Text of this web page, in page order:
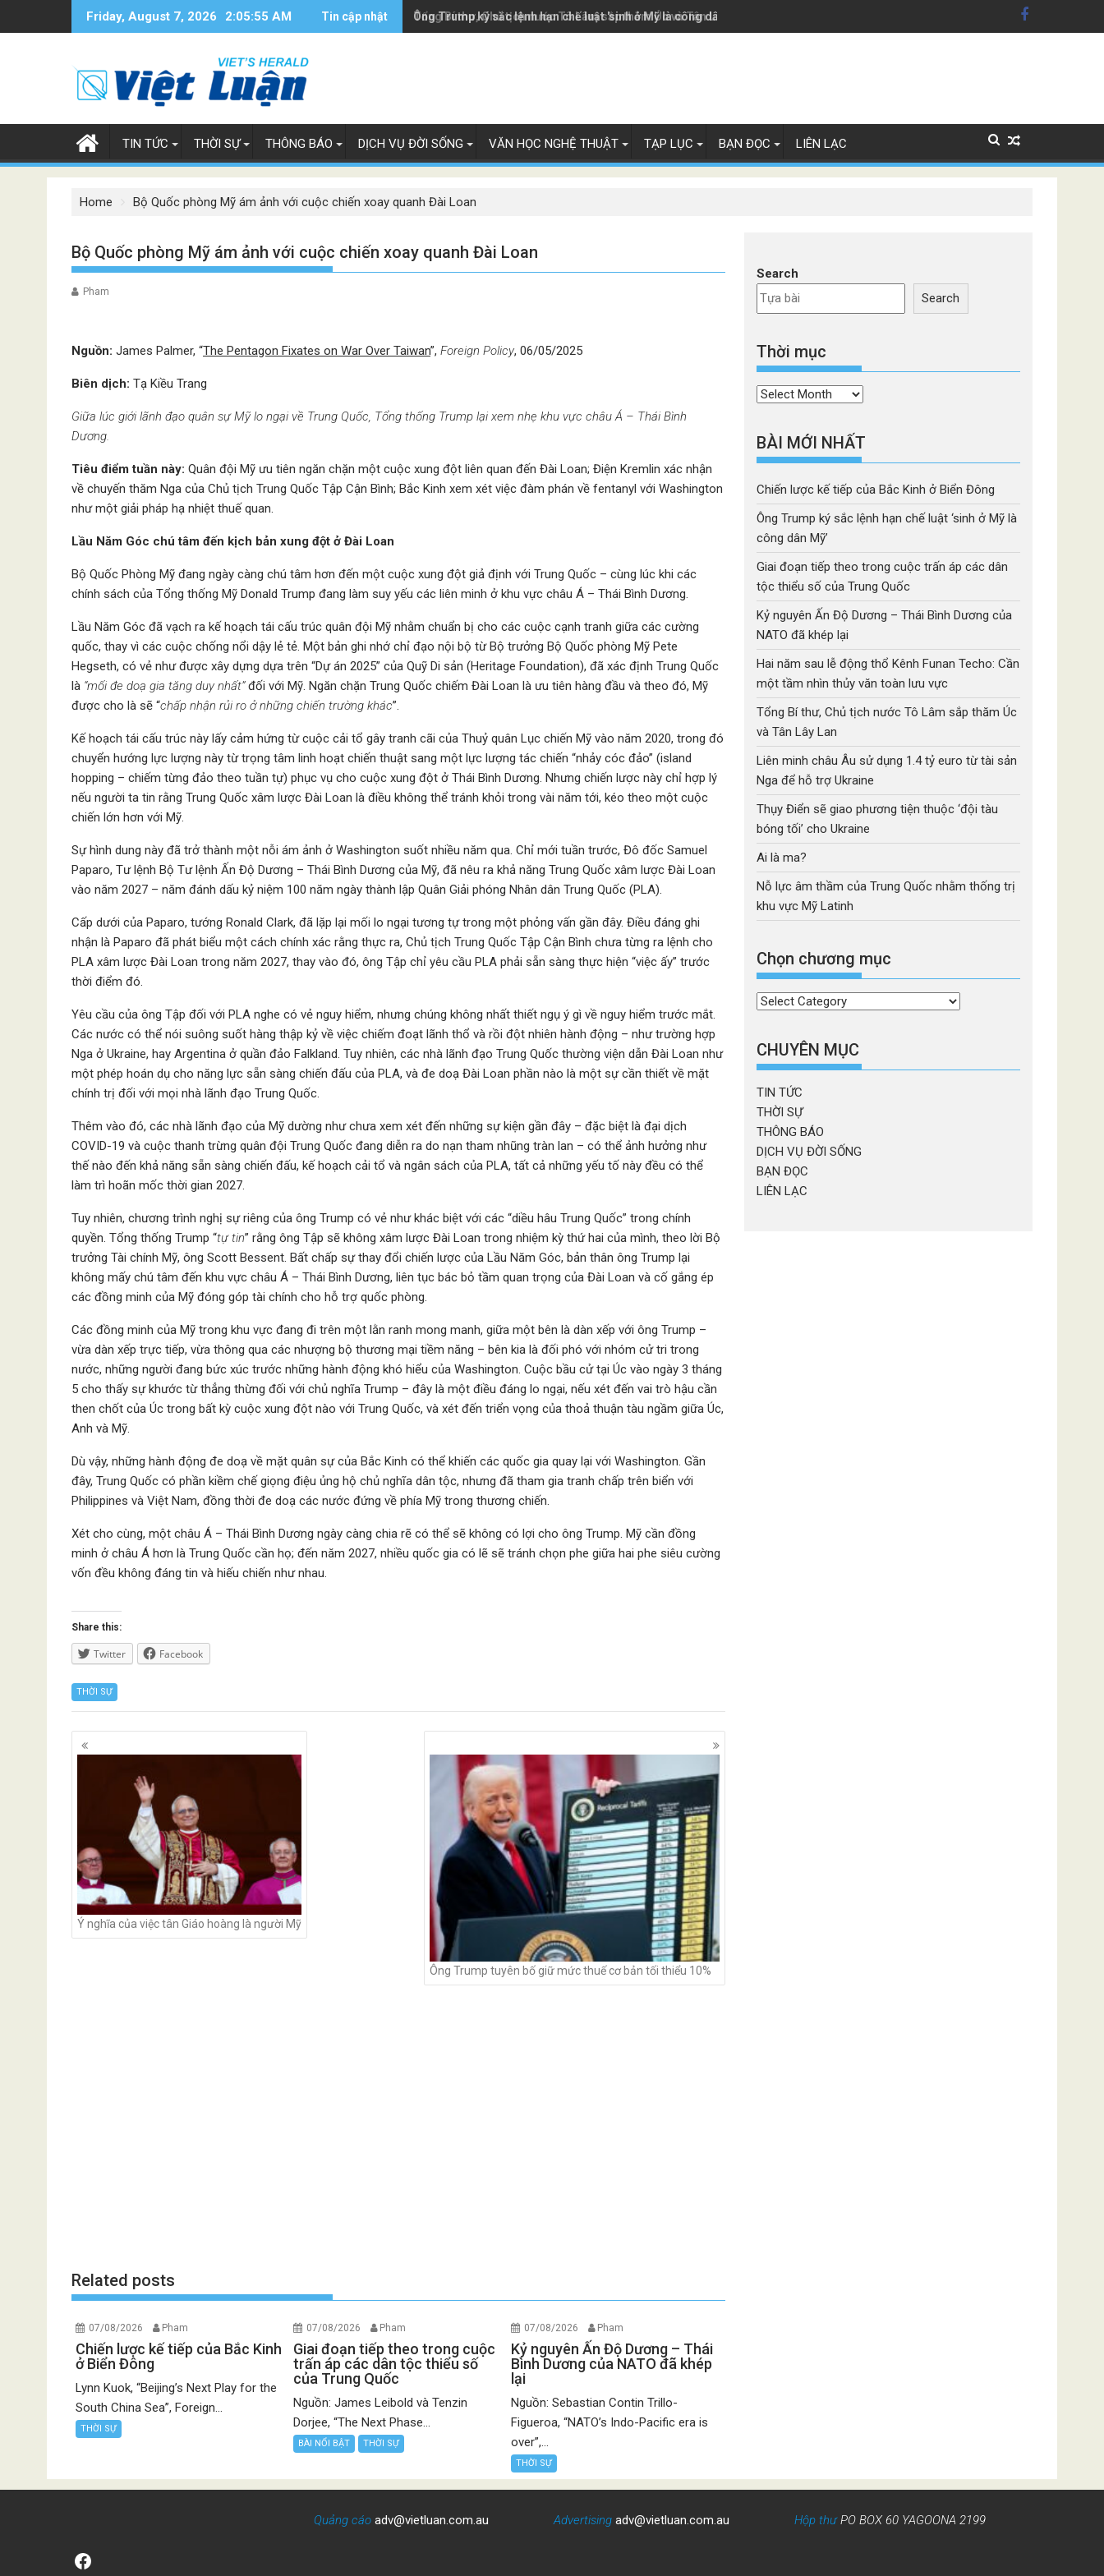
Friday, August 7, 2026 2:05:56 AM Tin cập nhật Ông Trump ký sắc lệnh hạn chế luật 'sinh ở Mỹ là công dân Mỹ'
Tổng Bí thư, Chủ tịch nước Tô Lâm sắp thăm Úc và Tân Lây Lan
TIN TỨC THỜI SỰ THÔNG BÁO DỊCH VỤ ĐỜI SỐNG VĂN HỌC NGHỆ THUẬT TẠP LỤC BẠN ĐỌC LIÊN LẠC
Home Bộ Quốc phòng Mỹ ám ảnh với cuộc chiến xoay quanh Đài Loan
Bộ Quốc phòng Mỹ ám ảnh với cuộc chiến xoay quanh Đài Loan
Pham
Nguồn: James Palmer, “The Pentagon Fixates on War Over Taiwan”, Foreign Policy, 06/05/2025
Biên dịch: Tạ Kiều Trang
Giữa lúc giới lãnh đạo quân sự Mỹ lo ngại về Trung Quốc, Tổng thống Trump lại xem nhẹ khu vực châu Á – Thái Bình
Dương.
Tiêu điểm tuần này: Quân đội Mỹ ưu tiên ngăn chặn một cuộc xung đột liên quan đến Đài Loan; Điện Kremlin xác nhận
về chuyến thăm Nga của Chủ tịch Trung Quốc Tập Cận Bình; Bắc Kinh xem xét việc đàm phán về fentanyl với Washington
như một giải pháp hạ nhiệt thuế quan.
Lầu Năm Góc chú tâm đến kịch bản xung đột ở Đài Loan
Bộ Quốc Phòng Mỹ đang ngày càng chú tâm hơn đến một cuộc xung đột giả định với Trung Quốc – cùng lúc khi các
chính sách của Tổng thống Mỹ Donald Trump đang làm suy yếu các liên minh ở khu vực châu Á – Thái Bình Dương.
Lầu Năm Góc đã vạch ra kế hoạch tái cấu trúc quân đội Mỹ nhằm chuẩn bị cho các cuộc cạnh tranh giữa các cường
quốc, thay vì các cuộc chống nổi dậy lẻ tẻ. Một bản ghi nhớ chỉ đạo nội bộ từ Bộ trưởng Bộ Quốc phòng Mỹ Pete
Hegseth, có vẻ như được xây dựng dựa trên “Dự án 2025” của Quỹ Di sản (Heritage Foundation), đã xác định Trung Quốc
là “mối đe doạ gia tăng duy nhất”đối với Mỹ. Ngăn chặn Trung Quốc chiếm Đài Loan là ưu tiên hàng đầu và theo đó, Mỹ
được cho là sẽ “chấp nhận rủi ro ở những chiến trường khác”.
Kế hoạch tái cấu trúc này lấy cảm hứng từ cuộc cải tổ gây tranh cãi của Thuỷ quân Lục chiến Mỹ vào năm 2020, trong đó
chuyển hướng lực lượng này từ trọng tâm linh hoạt chiến thuật sang một lực lượng tác chiến “nhảy cóc đảo” (island
hopping – chiếm từng đảo theo tuần tự) phục vụ cho cuộc xung đột ở Thái Bình Dương. Nhưng chiến lược này chỉ hợp lý
nếu người ta tin rằng Trung Quốc xâm lược Đài Loan là điều không thể tránh khỏi trong vài năm tới, kéo theo một cuộc
chiến lớn hơn với Mỹ.
Sự hình dung này đã trở thành một nỗi ám ảnh ở Washington suốt nhiều năm qua. Chỉ mới tuần trước, Đô đốc Samuel
Paparo, Tư lệnh Bộ Tư lệnh Ấn Độ Dương – Thái Bình Dương của Mỹ, đã nêu ra khả năng Trung Quốc xâm lược Đài Loan
vào năm 2027 – năm đánh dấu kỷ niệm 100 năm ngày thành lập Quân Giải phóng Nhân dân Trung Quốc (PLA).
Cấp dưới của Paparo, tướng Ronald Clark, đã lặp lại mối lo ngại tương tự trong một phỏng vấn gần đây. Điều đáng ghi
nhận là Paparo đã phát biểu một cách chính xác rằng thực ra, Chủ tịch Trung Quốc Tập Cận Bình chưa từng ra lệnh cho
PLA xâm lược Đài Loan trong năm 2027, thay vào đó, ông Tập chỉ yêu cầu PLA phải sẵn sàng thực hiện “việc ấy” trước
thời điểm đó.
Yêu cầu của ông Tập đối với PLA nghe có vẻ nguy hiểm, nhưng chúng không nhất thiết ngụ ý gì về nguy hiểm trước mắt.
Các nước có thể nói suông suốt hàng thập kỷ về việc chiếm đoạt lãnh thổ và rồi đột nhiên hành động – như trường hợp
Nga ở Ukraine, hay Argentina ở quần đảo Falkland. Tuy nhiên, các nhà lãnh đạo Trung Quốc thường viện dẫn Đài Loan như
một phép hoán dụ cho năng lực sẵn sàng chiến đấu của PLA, và đe doạ Đài Loan phần nào là một sự cần thiết về mặt
chính trị đối với mọi nhà lãnh đạo Trung Quốc.
Thêm vào đó, các nhà lãnh đạo của Mỹ dường như chưa xem xét đến những sự kiện gần đây – đặc biệt là đại dịch
COVID-19 và cuộc thanh trừng quân đội Trung Quốc đang diễn ra do nạn tham nhũng tràn lan – có thể ảnh hưởng như
thế nào đến khả năng sẵn sàng chiến đấu, kế hoạch cải tổ và ngân sách của PLA, tất cả những yếu tố này đều có thể
làm trì hoãn mốc thời gian 2027.
Tuy nhiên, chương trình nghị sự riêng của ông Trump có vẻ như khác biệt với các “diều hâu Trung Quốc” trong chính
quyền. Tổng thống Trump “tự tin” rằng ông Tập sẽ không xâm lược Đài Loan trong nhiệm kỳ thứ hai của mình, theo lời Bộ
trưởng Tài chính Mỹ, ông Scott Bessent. Bất chấp sự thay đổi chiến lược của Lầu Năm Góc, bản thân ông Trump lại
không mấy chú tâm đến khu vực châu Á – Thái Bình Dương, liên tục bác bỏ tầm quan trọng của Đài Loan và cố gắng ép
các đồng minh của Mỹ đóng góp tài chính cho hỗ trợ quốc phòng.
Các đồng minh của Mỹ trong khu vực đang đi trên một lằn ranh mong manh, giữa một bên là dàn xếp với ông Trump –
vừa dàn xếp trực tiếp, vừa thông qua các nhượng bộ thương mại tiềm năng – bên kia là đối phó với nhóm cử tri trong
nước, những người đang bức xúc trước những hành động khó hiểu của Washington. Cuộc bầu cử tại Úc vào ngày 3 tháng
5 cho thấy sự khước từ thẳng thừng đối với chủ nghĩa Trump – đây là một điều đáng lo ngại, nếu xét đến vai trò hậu cần
then chốt của Úc trong bất kỳ cuộc xung đột nào với Trung Quốc, và xét đến triển vọng của thoả thuận tàu ngầm giữa Úc,
Anh và Mỹ.
Dù vậy, những hành động đe doạ về mặt quân sự của Bắc Kinh có thể khiến các quốc gia quay lại với Washington. Gần
đây, Trung Quốc có phần kiềm chế giọng điệu ủng hộ chủ nghĩa dân tộc, nhưng đã tham gia tranh chấp trên biển với
Philippines và Việt Nam, đồng thời đe doạ các nước đứng về phía Mỹ trong thương chiến.
Xét cho cùng, một châu Á – Thái Bình Dương ngày càng chia rẽ có thể sẽ không có lợi cho ông Trump. Mỹ cần đồng
minh ở châu Á hơn là Trung Quốc cần họ; đến năm 2027, nhiều quốc gia có lẽ sẽ tránh chọn phe giữa hai phe siêu cường
vốn đều không đáng tin và hiếu chiến như nhau.
Share this:
Twitter Facebook
THỜI SỰ
Posts
navigation
Ý nghĩa của việc tân Giáo hoàng là người Mỹ
Ông Trump tuyên bố giữ mức thuế cơ bản tối thiểu 10%
Related posts
07/08/2026 Pham
Chiến lược kế tiếp của Bắc Kinh
ở Biển Đông
Lynn Kuok, “Beijing’s Next Play for the
South China Sea”, Foreign...
THỜI SỰ
07/08/2026 Pham
Giai đoạn tiếp theo trong cuộc
trấn áp các dân tộc thiểu số
của Trung Quốc
Nguồn: James Leibold và Tenzin
Dorjee, “The Next Phase...
BÀI NỔI BẬT THỜI SỰ
07/08/2026 Pham
Kỷ nguyên Ấn Độ Dương – Thái
Bình Dương của NATO đã khép
lại
Nguồn: Sebastian Contin Trillo-
Figueroa, “NATO’s Indo-Pacific era is
over”,...
THỜI SỰ
Search
Search
Thời mục
Thời
BÀI MỚI NHẤT
Chiến lược kế tiếp của Bắc Kinh ở Biển Đông
Ông Trump ký sắc lệnh hạn chế luật ‘sinh ở Mỹ là
công dân Mỹ’
Giai đoạn tiếp theo trong cuộc trấn áp các dân
tộc thiểu số của Trung Quốc
Kỷ nguyên Ấn Độ Dương – Thái Bình Dương của
NATO đã khép lại
Hai năm sau lễ động thổ Kênh Funan Techo: Cần
một tầm nhìn thủy văn toàn lưu vực
Tổng Bí thư, Chủ tịch nước Tô Lâm sắp thăm Úc
và Tân Lây Lan
Liên minh châu Âu sử dụng 1.4 tỷ euro từ tài sản
Nga để hỗ trợ Ukraine
Thụy Điển sẽ giao phương tiện thuộc ‘đội tàu
bóng tối’ cho Ukraine
Ai là ma?
Nỗ lực âm thầm của Trung Quốc nhằm thống trị
khu vực Mỹ Latinh
Chọn chương mục
Chọn
mục
CHUYÊN MỤC
TIN TỨC
THỜI SỰ
THÔNG BÁO
DỊCH VỤ ĐỜI SỐNG
BẠN ĐỌC
LIÊN LẠC
Quảng cáoadv@vietluan.com.au Advertising adv@vietluan.com.au Hộp thưPO BOX 60 YAGOONA 2199
Facebook